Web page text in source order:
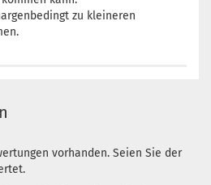
zu kleineren
vorhanden. Seien Sie der